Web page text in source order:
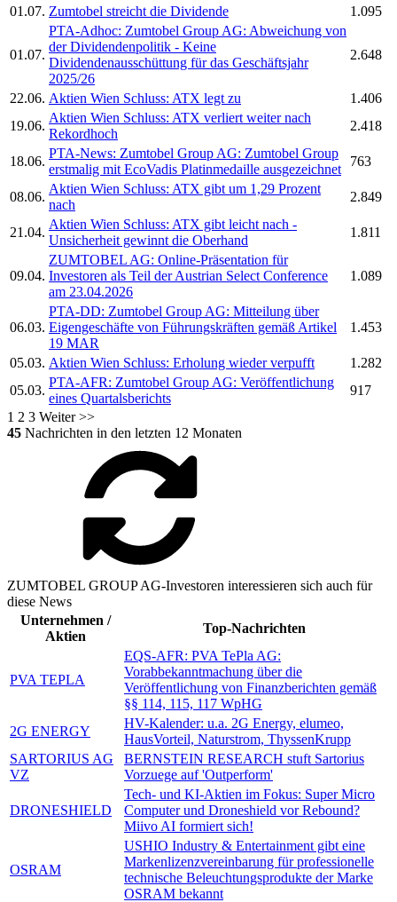
01.07. Zumtobel streicht die Dividende 1.095
01.07.
PTA-Adhoc: Zumtobel Group AG: Abweichung von
der Dividendenpolitik - Keine
Dividendenausschüttung für das Geschäftsjahr
2025/26
2.648
22.06. Aktien Wien Schluss: ATX legt zu
1.406
19.06.
Aktien Wien Schluss: ATX verliert weiter nach
Rekordhoch
2.418
18.06.
PTA-News: Zumtobel Group AG: Zumtobel Group
erstmalig mit EcoVadis Platinmedaille ausgezeichnet
763
08.06.
Aktien Wien Schluss: ATX gibt um 1,29 Prozent
nach
2.849
21.04.
Aktien Wien Schluss: ATX gibt leicht nach -
Unsicherheit gewinnt die Oberhand
1.811
09.04.
ZUMTOBEL AG: Online-Präsentation für
Investoren als Teil der Austrian Select Conference
am 23.04.2026
1.089
06.03.
PTA-DD: Zumtobel Group AG: Mitteilung über
Eigengeschäfte von Führungskräften gemäß Artikel
19 MAR
1.453
05.03. Aktien Wien Schluss: Erholung wieder verpufft
1.282
05.03.
PTA-AFR: Zumtobel Group AG: Veröffentlichung
eines Quartalsberichts
917
1 2 3 Weiter >>
45 Nachrichten in den letzten 12 Monaten
ZUMTOBEL GROUP AG-Investoren interessieren sich auch für
diese News
Unternehmen /
Aktien
Top-Nachrichten
PVA TEPLA
EQS-AFR: PVA TePla AG:
Vorabbekanntmachung über die
Veröffentlichung von Finanzberichten gemäß
§§ 114, 115, 117 WpHG
2G ENERGY
HV-Kalender: u.a. 2G Energy, elumeo,
HausVorteil, Naturstrom, ThyssenKrupp
SARTORIUS AG
VZ
BERNSTEIN RESEARCH stuft Sartorius
Vorzuege auf 'Outperform'
DRONESHIELD
Tech- und KI-Aktien im Fokus: Super Micro
Computer und Droneshield vor Rebound?
Miivo AI formiert sich!
OSRAM
USHIO Industry & Entertainment gibt eine
Markenlizenzvereinbarung für professionelle
technische Beleuchtungsprodukte der Marke
OSRAM bekannt